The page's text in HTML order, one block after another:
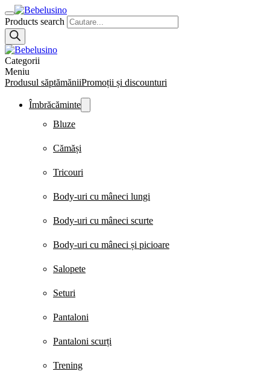
Products search
Categorii
Meniu
Produsul săptămăniiPromoții și discounturi
Îmbrăcăminte
Bluze
Cămăși
Tricouri
Body-uri cu mâneci lungi
Body-uri cu mâneci scurte
Body-uri cu mâneci și picioare
Salopete
Seturi
Pantaloni
Pantaloni scurți
Trening